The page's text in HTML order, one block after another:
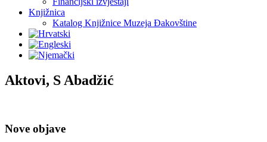
Knjižnica
Katalog Knjižnice Muzeja Đakovštine
Aktovi, S Abadžić
Nove objave